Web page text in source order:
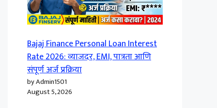
Bajaj Finance Personal Loan Interest
Rate 2026: व्याजदर, EMI, पात्रता आणि
संपूर्ण अर्ज प्रक्रिया
by Admin1501
August 5, 2026